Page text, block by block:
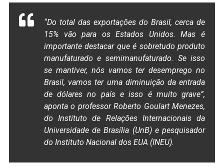
“Do total das exportações do Brasil, cerca de
15% vão para os Estados Unidos. Mas é
importante destacar que é sobretudo produto
manufaturado e semimanufaturado. Se isso
se mantiver, nós vamos ter desemprego no
Brasil, vamos ter uma diminuição da entrada
de dólares no país e isso é muito grave”,
aponta o professor Roberto Goulart Menezes,
do Instituto de Relações Internacionais da
Universidade de Brasília (UnB) e pesquisador
do Instituto Nacional dos EUA (INEU).